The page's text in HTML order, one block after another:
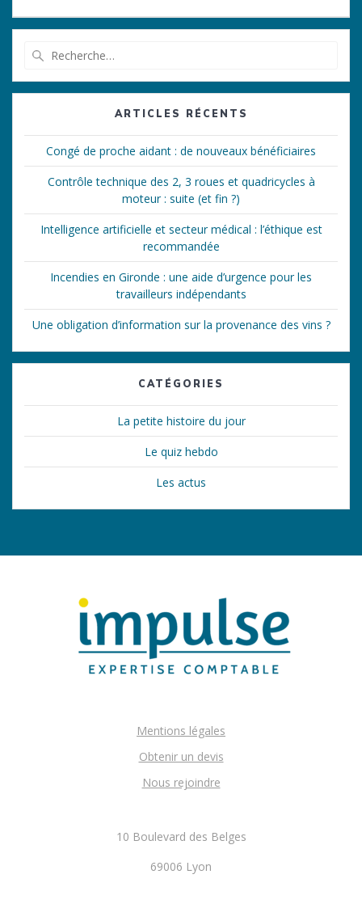
:
ARTICLES RÉCENTS
Congé de proche aidant : de nouveaux bénéficiaires
Contrôle technique des 2, 3 roues et quadricycles à
moteur : suite (et fin ?)
Intelligence artificielle et secteur médical : l’éthique est
recommandée
Incendies en Gironde : une aide d’urgence pour les
travailleurs indépendants
Une obligation d’information sur la provenance des vins ?
CATÉGORIES
La petite histoire du jour
Le quiz hebdo
Les actus
Mentions légales
Obtenir un devis
Nous rejoindre
10 Boulevard des Belges
69006 Lyon